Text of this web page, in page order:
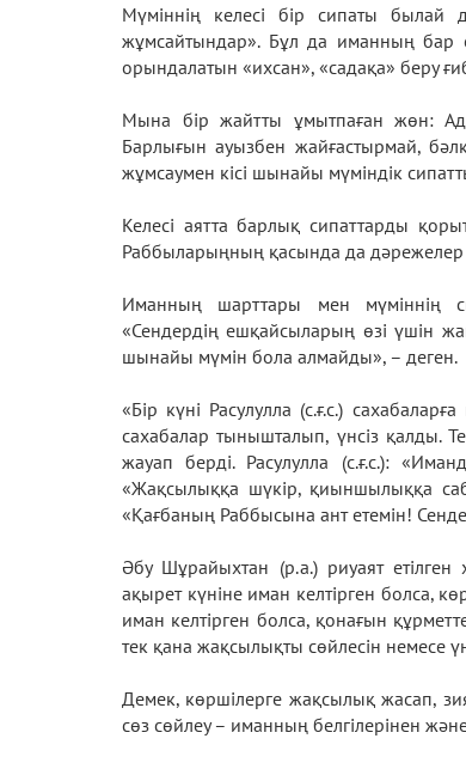
Мүміннің келесі бір сипаты былай
жұмсайтындар». Бұл да иманның бар
орындалатын «ихсан», «садақа» беру
Мына бір жайтты ұмытпаған жөн:
Барлығын ауызбен жайғастырмай,
жұмсаумен кісі шынайы мүміндік
Келесі аятта барлық сипаттарды
Раббыларыңның қасында да дәрежелер
Иманның шарттары мен мүміннің
«Сендердің ешқайсыларың өзі үшін
шынайы мүмін бола алмайды», – деген.
«Бір күні Расулулла (с.ғ.с.)
сахабалар тынышталып, үнсіз қалды.
жауап берді. Расулулла (с.ғ.с.):
«Жақсылыққа шүкір, қиыншылыққа
«Қағбаның Раббысына ант етемін!
Әбу Шұрайыхтан (р.а.) риуаят етілген
ақырет күніне иман келтірген болса,
иман келтірген болса, қонағын
тек қана жақсылықты сөйлесін немесе
Демек, көршілерге жақсылық жасап,
сөз сөйлеу – иманның белгілерінен